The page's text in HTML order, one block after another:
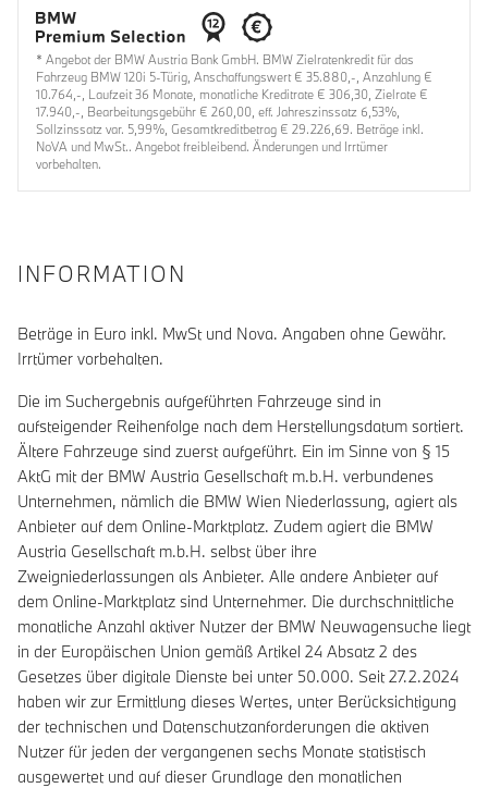
* Angebot der BMW Austria Bank GmbH. BMW Zielratenkredit für das
Fahrzeug BMW 120i 5-Türig, Anschaffungswert € 35.880,-, Anzahlung €
10.764,-, Laufzeit 36 Monate, monatliche Kreditrate € 306,30, Zielrate €
17.940,-, Bearbeitungsgebühr € 260,00, eff. Jahreszinssatz 6,53%,
Sollzinssatz var. 5,99%, Gesamtkreditbetrag € 29.226,69. Beträge inkl.
NoVA und MwSt.. Angebot freibleibend. Änderungen und Irrtümer
vorbehalten.
INFORMATION
Beträge in Euro inkl. MwSt und Nova. Angaben ohne Gewähr.
Irrtümer vorbehalten.
Die im Suchergebnis aufgeführten Fahrzeuge sind in
aufsteigender Reihenfolge nach dem Herstellungsdatum sortiert.
Ältere Fahrzeuge sind zuerst aufgeführt. Ein im Sinne von § 15
AktG mit der BMW Austria Gesellschaft m.b.H. verbundenes
Unternehmen, nämlich die BMW Wien Niederlassung, agiert als
Anbieter auf dem Online-Marktplatz. Zudem agiert die BMW
Austria Gesellschaft m.b.H. selbst über ihre
Zweigniederlassungen als Anbieter. Alle andere Anbieter auf
dem Online-Marktplatz sind Unternehmer. Die durchschnittliche
monatliche Anzahl aktiver Nutzer der BMW Neuwagensuche liegt
in der Europäischen Union gemäß Artikel 24 Absatz 2 des
Gesetzes über digitale Dienste bei unter 50.000. Seit 27.2.2024
haben wir zur Ermittlung dieses Wertes, unter Berücksichtigung
der technischen und Datenschutzanforderungen die aktiven
Nutzer für jeden der vergangenen sechs Monate statistisch
ausgewertet und auf dieser Grundlage den monatlichen